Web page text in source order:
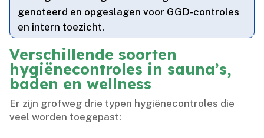
genoteerd en opgeslagen voor GGD-controles
en intern toezicht.​
Verschillende soorten
hygiënecontroles in sauna’s,
baden en wellness
Er zijn grofweg drie typen hygiënecontroles die
veel worden toegepast: